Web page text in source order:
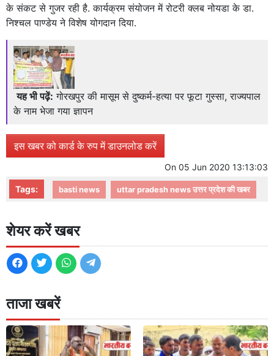
के संकट से गुजर रही है. कार्यक्रम संयोजन में रोटरी क्लब नोयडा के डा.
निश्चल पाण्डेय ने विशेष योगदान दिया.
यह भी पढ़ें: गोरखपुर की मासूम से दुष्कर्म-हत्या पर फूटा गुस्सा, राज्यपाल
के नाम भेजा गया ज्ञापन
इस खबर को कार्ड के रुप में डाउनलोड करें
On 05 Jun 2020 13:13:03
Tags: basti news uttar pradesh news उत्तर प्रदेश की खबर
शेयर करें खबर
ताजा खबरें